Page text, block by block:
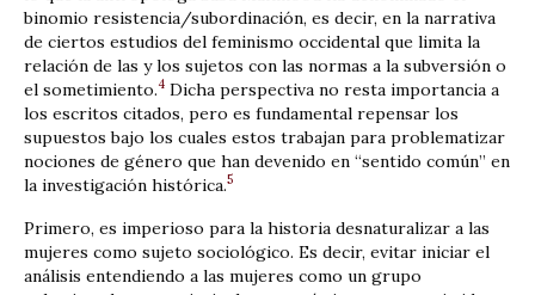
binomio resistencia/subordinación, es decir, en la narrativa
de ciertos estudios del feminismo occidental que limita la
relación de las y los sujetos con las normas a la subversión o
el sometimiento.4 Dicha perspectiva no resta importancia a
los escritos citados, pero es fundamental repensar los
supuestos bajo los cuales estos trabajan para problematizar
nociones de género que han devenido en “sentido común” en
la investigación histórica.5
Primero, es imperioso para la historia desnaturalizar a las
mujeres como sujeto sociológico. Es decir, evitar iniciar el
análisis entendiendo a las mujeres como un grupo